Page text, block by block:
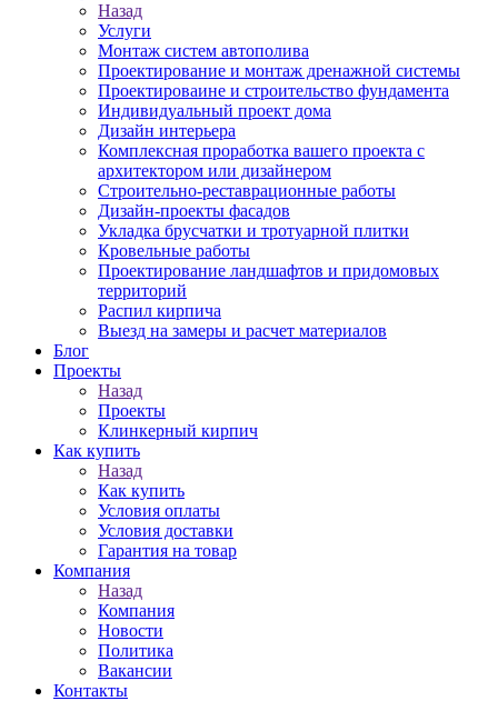
Назад
Услуги
Монтаж систем автополива
Проектирование и монтаж дренажной системы
Проектироваине и строительство фундамента
Индивидуальный проект дома
Дизайн интерьера
Комплексная проработка вашего проекта с
архитектором или дизайнером
Строительно-реставрационные работы
Дизайн-проекты фасадов
Укладка брусчатки и тротуарной плитки
Кровельные работы
Проектирование ландшафтов и придомовых
территорий
Распил кирпича
Выезд на замеры и расчет материалов
Блог
Проекты
Назад
Проекты
Клинкерный кирпич
Как купить
Назад
Как купить
Условия оплаты
Условия доставки
Гарантия на товар
Компания
Назад
Компания
Новости
Политика
Вакансии
Контакты